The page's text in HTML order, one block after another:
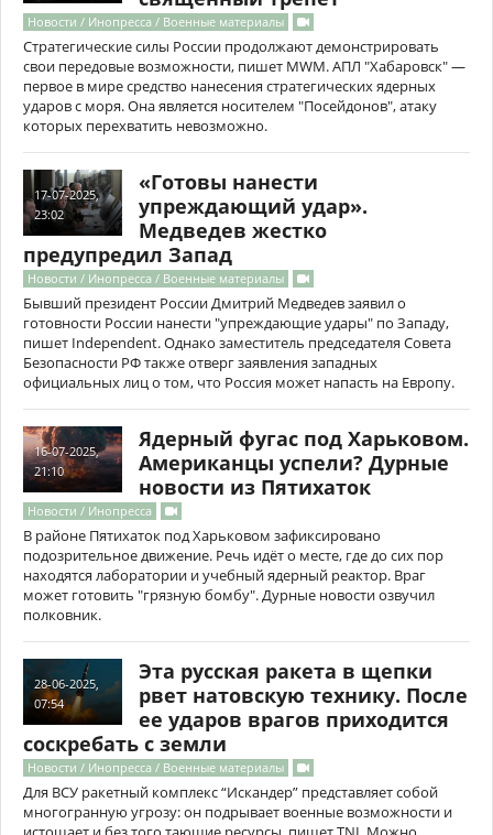
Новости / Инопресса / Военные материалы
Стратегические силы России продолжают демонстрировать
свои передовые возможности, пишет MWM. АПЛ "Хабаровск" —
первое в мире средство нанесения стратегических ядерных
ударов с моря. Она является носителем "Посейдонов", атаку
которых перехватить невозможно.
17-07-2025,
23:02
«Готовы нанести
упреждающий удар».
Медведев жестко
предупредил Запад
Новости / Инопресса / Военные материалы
Бывший президент России Дмитрий Медведев заявил о
готовности России нанести "упреждающие удары" по Западу,
пишет Independent. Однако заместитель председателя Совета
Безопасности РФ также отверг заявления западных
официальных лиц о том, что Россия может напасть на Европу.
16-07-2025,
21:10
Ядерный фугас под Харьковом.
Американцы успели? Дурные
новости из Пятихаток
Новости / Инопресса
В районе Пятихаток под Харьковом зафиксировано
подозрительное движение. Речь идёт о месте, где до сих пор
находятся лаборатории и учебный ядерный реактор. Враг
может готовить "грязную бомбу". Дурные новости озвучил
полковник.
28-06-2025,
07:54
Эта русская ракета в щепки
рвет натовскую технику. После
ее ударов врагов приходится
соскребать с земли
Новости / Инопресса / Военные материалы
Для ВСУ ракетный комплекс “Искандер” представляет собой
многогранную угрозу: он подрывает военные возможности и